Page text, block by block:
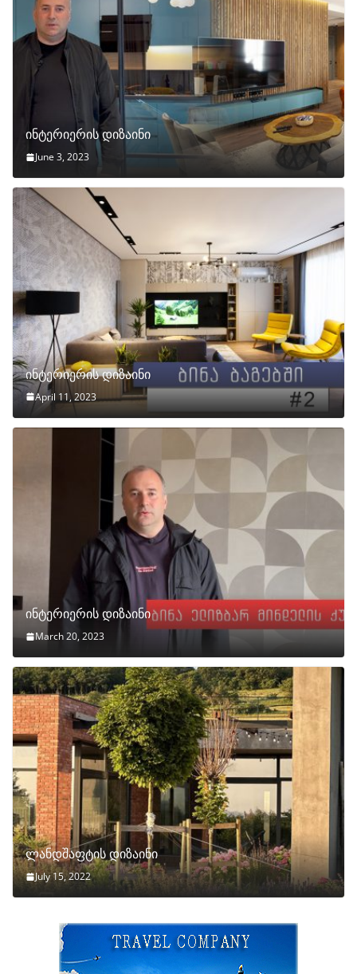
ინტერიერის დიზაინი
June 3, 2023
ინტერიერის დიზაინი
April 11, 2023
ინტერიერის დიზაინი
March 20, 2023
ლანდშაფტის დიზაინი
July 15, 2022